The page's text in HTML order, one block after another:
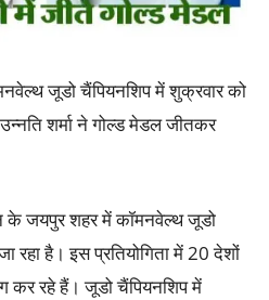
जूडो चैंपियनशिप में शुक्रवार को
शर्मा ने गोल्ड मेडल जीतकर
जयपुर शहर में कॉमनवेल्थ जूडो
रहा है। इस प्रतियोगिता में 20 देशों
कर रहे हैं। जूडो चैंपियनशिप में